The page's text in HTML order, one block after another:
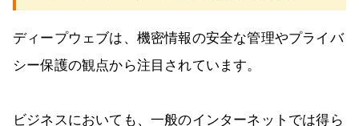
ディープウェブは、機密情報の安全な管理やプライバ
シー保護の観点から注目されています。
ビジネスにおいても、一般のインターネットでは得ら